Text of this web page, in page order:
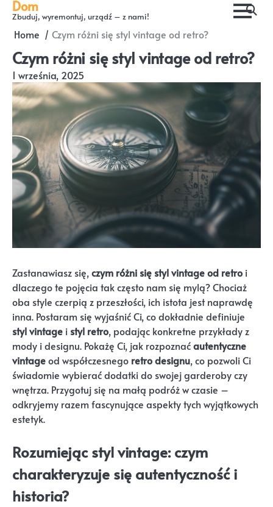
Skip
content
Dom
Zbuduj, wyremontuj, urządź – z nami!
Home Czym różni się styl vintage od retro?
Czym różni się styl vintage od retro?
1 września, 2025
Zastanawiasz się,czym różni się styl vintage od retro i
dlaczego te pojęcia tak często nam się mylą? Chociaż
oba style czerpią z przeszłości, ich istota jest naprawdę
inna. Postaram się wyjaśnić Ci, co dokładnie definiuje
styl vintage i styl retro, podając konkretne przykłady z
mody i designu. Pokażę Ci, jak rozpoznaćautentyczne
vintageod współczesnego retro designu, co pozwoli Ci
świadomie wybierać dodatki do swojej garderoby czy
wnętrza. Przygotuj się na małą podróż w czasie –
odkryjemy razem fascynujące aspekty tych wyjątkowych
estetyk.
Rozumiejąc styl vintage: czym
charakteryzuje się autentyczność i
historia?